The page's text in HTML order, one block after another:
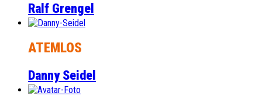
Ralf Grengel
ATEMLOS
Danny Seidel